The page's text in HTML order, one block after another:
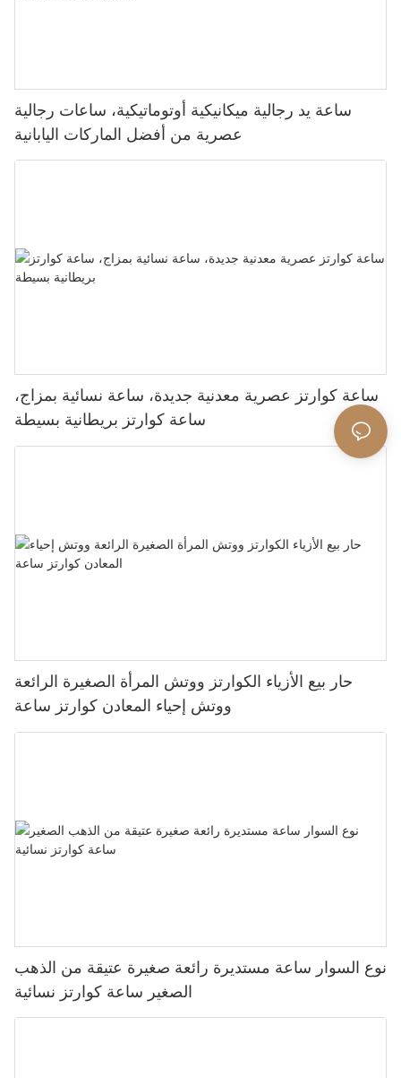
ساعة يد رجالية ميكانيكية أوتوماتيكية، ساعات رجالية
عصرية من أفضل الماركات اليابانية
ساعة كوارتز عصرية معدنية جديدة، ساعة نسائية بمزاج،
ساعة كوارتز بريطانية بسيطة
حار بيع الأزياء الكوارتز ووتش المرأة الصغيرة الرائعة
ووتش إحياء المعادن كوارتز ساعة
نوع السوار ساعة مستديرة رائعة صغيرة عتيقة من الذهب
الصغير ساعة كوارتز نسائية